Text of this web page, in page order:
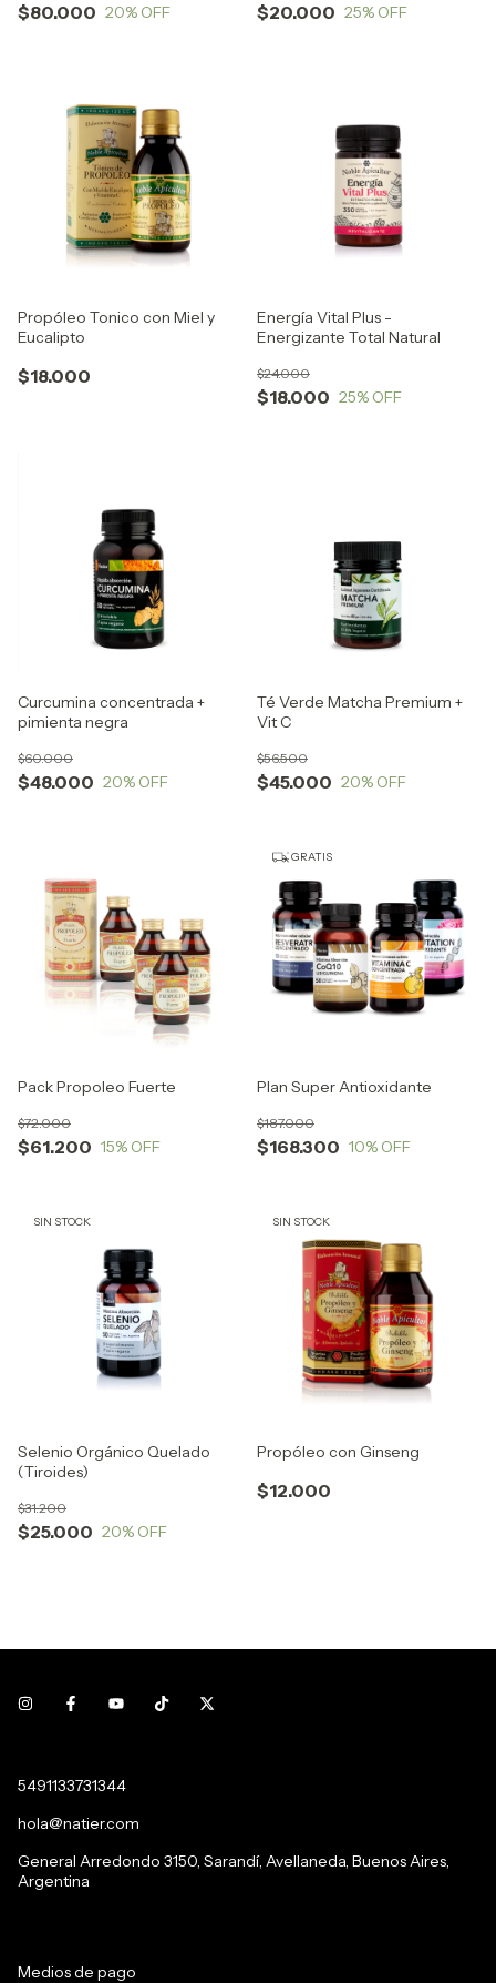
$80.000 20% OFF $20.000 25% OFF
Propóleo Tonico con Miel y
Eucalipto
$18.000
Energía Vital Plus -
Energizante Total Natural
$18.000
$24.000
25% OFF
Curcumina concentrada +
pimienta negra
$48.000
$60.000
20% OFF
Té Verde Matcha Premium +
Vit C
$45.000
$56.500
20% OFF
Pack Propoleo Fuerte
$61.200
$72.000
15% OFF
GRATIS
Plan Super Antioxidante
$168.300
$187.000
10% OFF
SIN STOCK
Selenio Orgánico Quelado
(Tiroides)
$25.000
$31.200
20% OFF
SIN STOCK
Propóleo con Ginseng
$12.000
5491133731344
hola@natier.com
General Arredondo 3150, Sarandí, Avellaneda, Buenos Aires,
Argentina
Medios de pago